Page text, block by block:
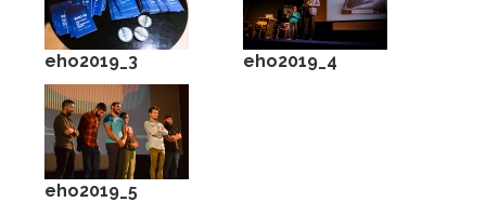
eho2019_3 eho2019_4
eho2019_5